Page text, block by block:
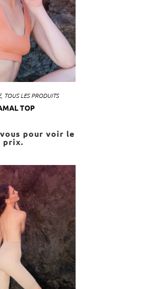
, TOUS LES PRODUITS
TOP
pour voir le
prix.